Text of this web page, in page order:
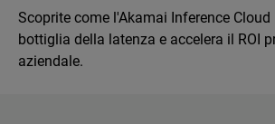
Scoprite come l'Akamai Inference
bottiglia della latenza e accelera il ROI
aziendale.